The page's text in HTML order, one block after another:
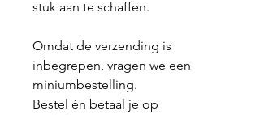
stuk aan te schaffen.
Omdat de verzending is
inbegrepen, vragen we een
miniumbestelling.
Bestel én betaal je op